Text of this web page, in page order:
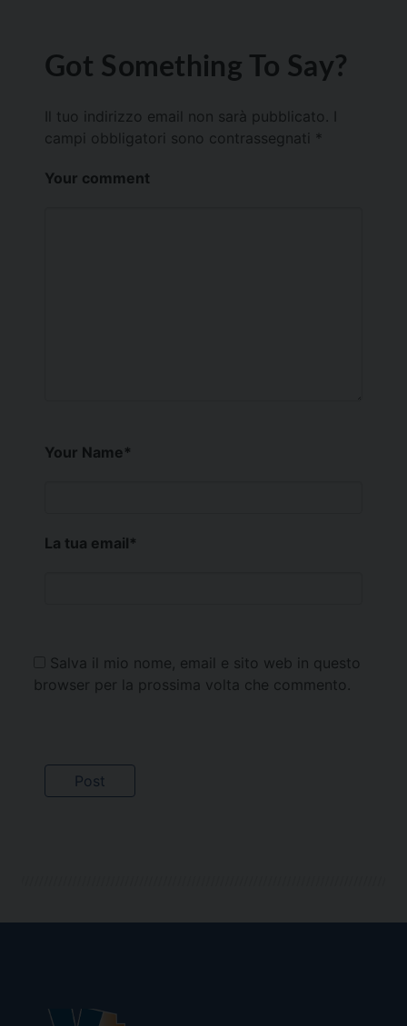
Got Something To Say?
Il tuo indirizzo email non sarà pubblicato.
campi obbligatori sono contrassegnati *
Your comment
Your Name*
La tua email*
Salva il mio nome, email e sito web in questo
browser per la prossima volta che commento.